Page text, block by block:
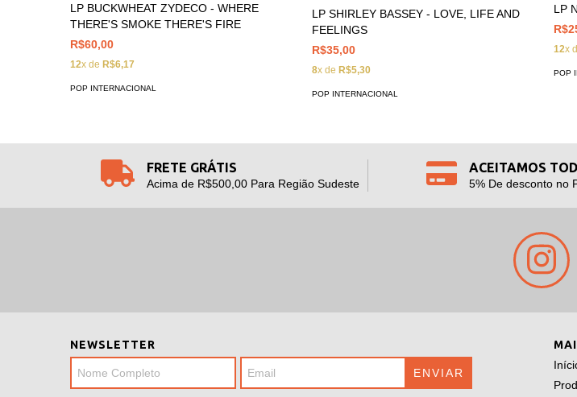
LP BUCKWHEAT ZYDECO - WHERE
THERE'S SMOKE THERE'S FIRE
R$60,00
12x de R$6,17
POP INTERNACIONAL
LP SHIRLEY BASSEY - LOVE, LIFE AND
FEELINGS
R$35,00
8x de R$5,30
POP INTERNACIONAL
LP
12x
POP
FRETE GRÁTIS
Acima de R$500,00 Para Região Sudeste
ACEITAMOS
5% De desconto no
NEWSLETTER